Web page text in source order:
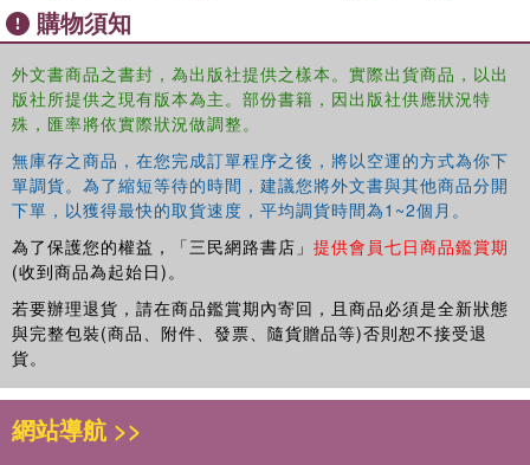
購物須知
外文書商品之書封，為出版社提供之樣本。實際出貨商品，以出
版社所提供之現有版本為主。部份書籍，因出版社供應狀況特
殊，匯率將依實際狀況做調整。
無庫存之商品，在您完成訂單程序之後，將以空運的方式為你下
單調貨。為了縮短等待的時間，建議您將外文書與其他商品分開
下單，以獲得最快的取貨速度，平均調貨時間為1~2個月。
為了保護您的權益，「三民網路書店」 提供會員七日商品鑑賞期
(收到商品為起始日)。
若要辦理退貨，請在商品鑑賞期內寄回，且商品必須是全新狀態
與完整包裝(商品、附件、發票、隨貨贈品等)否則恕不接受退
貨。
網站導航 >>